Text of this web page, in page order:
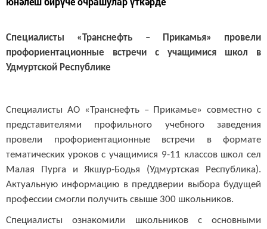
Специалисты «Транснефть – Прикамья» провели
профориентационные встречи с учащимися школ в
Удмуртской Республике
Специалисты АО «Транснефть – Прикамье» совместно с
представителями профильного учебного заведения
провели профориентационные встречи в формате
тематических уроков с учащимися 9-11 классов школ сел
Малая Пурга и Якшур-Бодья (Удмуртcкая Республика).
Актуальную информацию в преддверии выбора будущей
профессии смогли получить свыше 300 школьников.
Специалисты ознакомили школьников с основными